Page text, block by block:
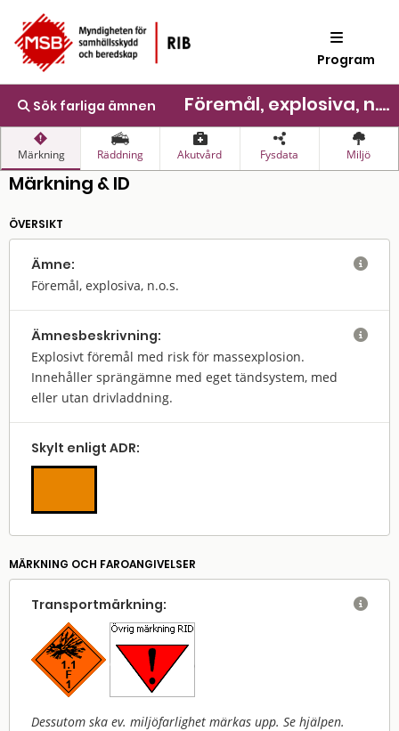
Program
Sök farliga ämnen Föremål, explosiva, n.o.s.
Märkning Räddning Akutvård Fysdata Miljö
Märkning & ID
ÖVERSIKT
Ämne:
Föremål, explosiva, n.o.s.

Ämnes­beskrivning:
Explosivt föremål med risk för massexplosion.
Innehåller sprängämne med eget tändsystem, med
eller utan drivladdning.

Skylt enligt ADR:
MÄRKNING OCH FAROANGIVELSER
Transport­märkning:
Dessutom ska ev. miljöfarlighet märkas upp. Se hjälpen.
